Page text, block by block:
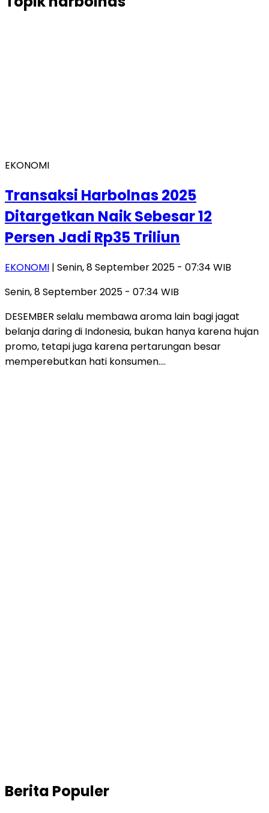
EKONOMI
Transaksi Harbolnas 2025
Ditargetkan Naik Sebesar 12
Persen Jadi Rp35 Triliun
EKONOMI | Senin, 8 September 2025 - 07:34 WIB
Senin, 8 September 2025 - 07:34 WIB
DESEMBER selalu membawa aroma lain bagi jagat
belanja daring di Indonesia, bukan hanya karena hujan
promo, tetapi juga karena pertarungan besar
memperebutkan hati konsumen….
Berita Populer